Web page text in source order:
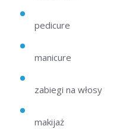
pedicure
manicure
zabiegi na włosy
makijaż